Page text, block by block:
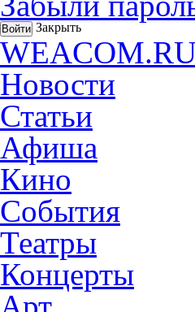
Закрыть
WEACOM.RU
Новости
Статьи
Афиша
Кино
События
Театры
Концерты